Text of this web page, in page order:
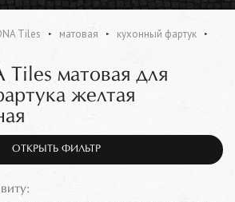
Tiles матовая
кухонный фартук
Tiles матовая для
желтая
ОТКРЫТЬ ФИЛЬТР